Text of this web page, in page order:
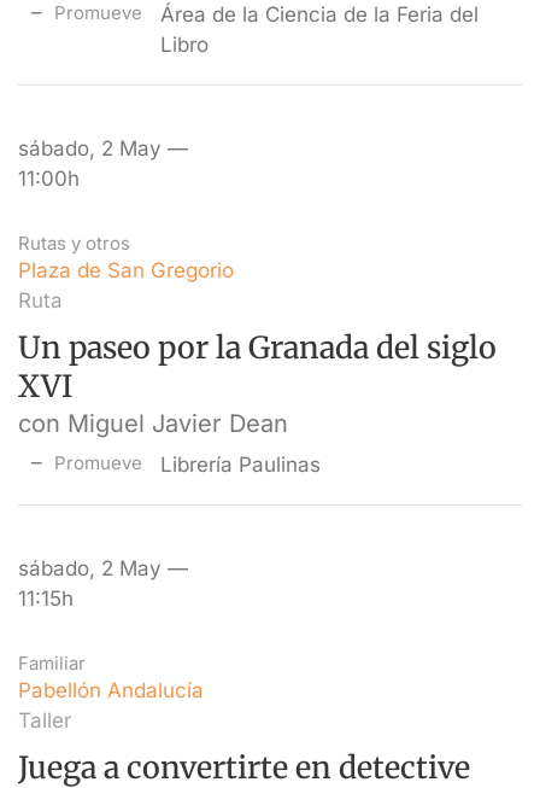
Promueve
Área de la Ciencia de la Feria del
Libro
sábado, 2 May —
11:00h
Rutas y otros
Plaza de San Gregorio
Ruta
Un paseo por la Granada del siglo
XVI
con Miguel Javier Dean
Promueve Librería Paulinas
sábado, 2 May —
11:15h
Familiar
Pabellón Andalucía
Taller
Juega a convertirte en detective